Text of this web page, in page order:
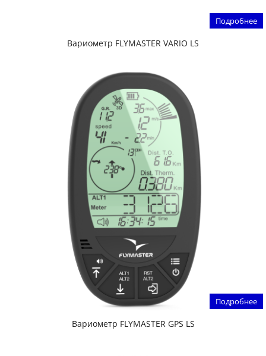
Подробнее
Вариометр FLYMASTER VARIO LS
Подробнее
Вариометр FLYMASTER GPS LS